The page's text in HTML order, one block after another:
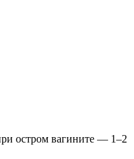
остром вагините — 1–2